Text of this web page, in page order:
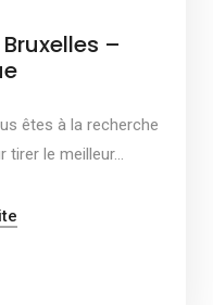
–
êtes à la recherche
tirer le meilleur…